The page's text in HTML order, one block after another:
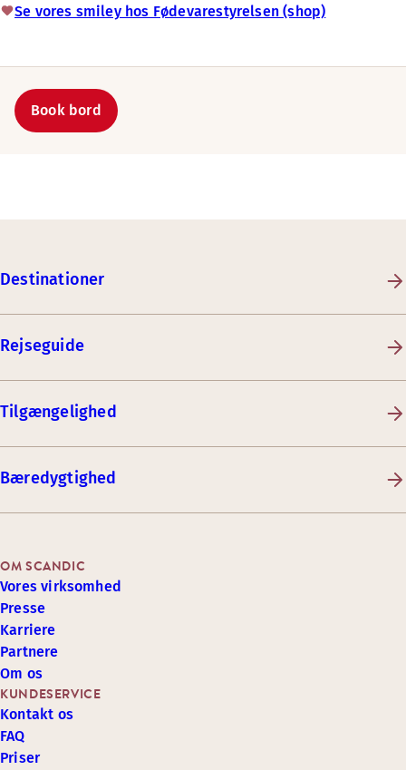
Se vores smiley hos Fødevarestyrelsen (shop)
Book bord
Destinationer
Rejseguide
Tilgængelighed
Bæredygtighed
KUNDESERVICE
Kontakt os
FAQ
Priser
OM SCANDIC
Vores virksomhed
Presse
Karriere
Partnere
Om os